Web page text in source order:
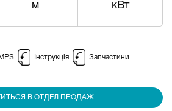
м кВт
Інструкція Запчастини
В ОТДЕЛ ПРОДАЖ